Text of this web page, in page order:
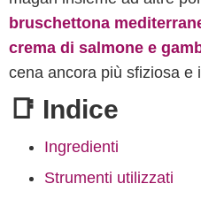
bruschettona
crema di salmone e
cena ancora più sfiziosa e
📑 Indice
Ingredienti
Strumenti utilizzati